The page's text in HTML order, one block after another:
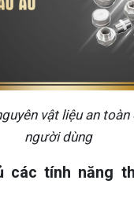
vật liệu an
người dùng
các tính năng